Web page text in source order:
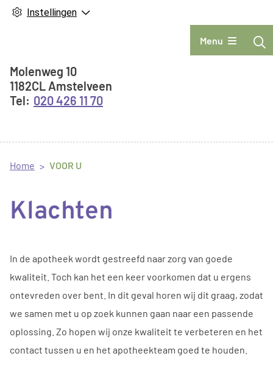
Instellingen
Hoofdmenu
Menu
Adresgegevens
Molenweg 10
1182CL Amstelveen
020 426 11 70
Home VOOR U
Klachten
In de apotheek wordt gestreefd naar zorg van goede
kwaliteit. Toch kan het een keer voorkomen dat u ergens
ontevreden over bent. In dit geval horen wij dit graag, zodat
we samen met u op zoek kunnen gaan naar een passende
oplossing. Zo hopen wij onze kwaliteit te verbeteren en het
contact tussen u en het apotheekteam goed te houden.